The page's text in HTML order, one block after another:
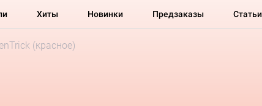
Хиты Новинки Предзаказы Статьи
(красное)